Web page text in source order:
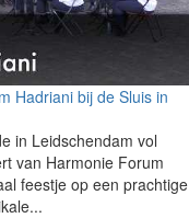
Hadriani bij de Sluis in
in Leidschendam vol
van Harmonie Forum
feestje op een prachtige